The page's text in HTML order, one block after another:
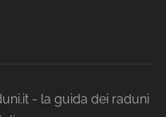
- la guida dei raduni